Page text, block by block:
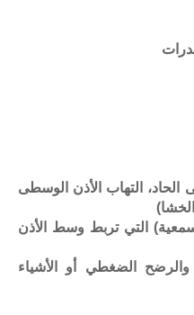
الحاد، التهاب الأذن الوسطى
التي تربط وسط الأذن
والرضح الضغطي أو الأشياء